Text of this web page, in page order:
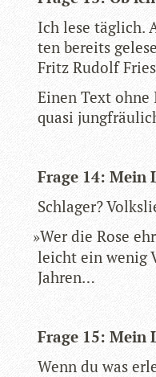
Ich lese täg­lich.
ten bereits
Fritz Rudolf Fries
Einen Text
quasi
Frage 14: Mein
Schla­ger?
»Wer die Rose
leicht ein wenig
Jahren…
Frage 15: Mein
Wenn du was